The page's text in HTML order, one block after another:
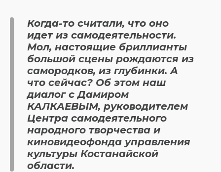
Когда-то считали, что оно
идет из самодеятельности.
Мол, настоящие бриллианты
большой сцены рождаются из
самородков, из глубинки. А
что сейчас? Об этом наш
диалог с Дамиром
КАЛКАЕВЫМ, руководителем
Центра самодеятельного
народного творчества и
киновидеофонда управления
культуры Костанайской
области.